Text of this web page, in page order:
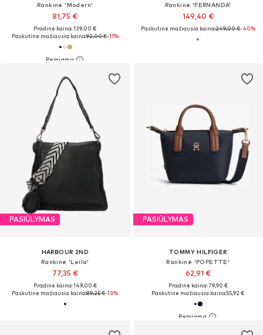
Rankinė 'Modern'
81,75 €
Pradinė kaina: 139,00 €
Paskutinė mažiausia kaina:92,00 €-11%
Rankinė 'FERNANDA'
149,40 €
Paskutinė mažiausia kaina:249,00 €-40%
PASIŪLYMAS
HARBOUR 2ND
Rankinė 'Leila'
77,35 €
Pradinė kaina: 149,00 €
Paskutinė mažiausia kaina:89,25 €-13%
PASIŪLYMAS
TOMMY HILFIGER
Rankinė 'POPETTE'
62,91 €
Pradinė kaina: 79,90 €
Paskutinė mažiausia kaina:55,92 €